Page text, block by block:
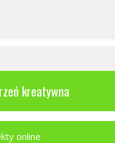
kreatywna
online